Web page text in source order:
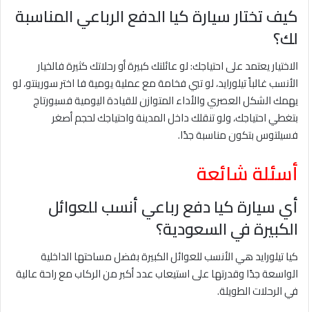
كيف تختار سيارة كيا الدفع الرباعي المناسبة
لك؟
الاختيار يعتمد على احتياجك: لو عائلتك كبيرة أو رحلاتك كثيرة فالخيار
الأنسب غالباً تيلورايد، لو تبي فخامة مع عملية يومية فا اختر سورينتو، لو
يهمك الشكل العصري والأداء المتوازن للقيادة اليومية فسبورتاج
بتغطي احتياجك، ولو تنقلك داخل المدينة واحتياجك لحجم أصغر
فسيلتوس بتكون مناسبة جدًا.
أسئلة شائعة
أي سيارة كيا دفع رباعي أنسب للعوائل
الكبيرة في السعودية؟
كيا تيلورايد هي الأنسب للعوائل الكبيرة بفضل مساحتها الداخلية
الواسعة جدًا وقدرتها على استيعاب عدد أكبر من الركاب مع راحة عالية
في الرحلات الطويلة.